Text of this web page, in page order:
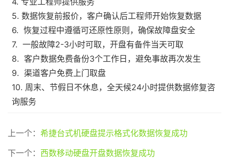
5. 数据恢复前报价，客户确认后工程师开始恢复数据
6. 恢复过程中遵循可还原性原则，确保故障盘安全
7. 一般故障2-3小时可取，开盘有备件当天可取
8. 客户数据免费备份3个工作日，避免事故再次发生
9. 渠道客户免费上门取盘
10. 周末、节假日不休息，全天候24小时提供数据修复咨
询服务
上一个： 希捷台式机硬盘提示格式化数据恢复成功
下一个： 西数移动硬盘开盘数据恢复成功